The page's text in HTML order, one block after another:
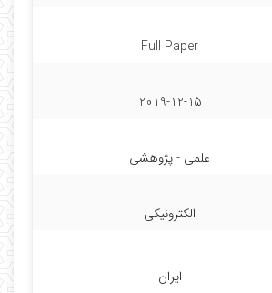
Full Paper
2019-12-15
علمی - پژوهشی
الکترونیکی
ایران